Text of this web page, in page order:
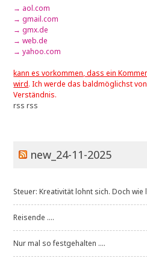
→ aol.com
→ gmail.com
→ gmx.de
→ web.de
→ yahoo.com
kann es vorkommen, dass ein
wird. Ich werde das baldmöglichst
Verständnis.
rss rss
new_24-11-2025
Steuer: Kreativität lohnt sich. Doch wie
Reisende ....
Nur mal so festgehalten ....